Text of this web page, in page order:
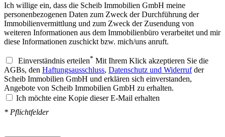
Ich willige ein, dass die Scheib Immobilien GmbH meine
personenbezogenen Daten zum Zweck der Durchführung der
Immobilienvermittlung und zum Zweck der Zusendung von
weiteren Informationen aus dem Immobilienbüro verarbeitet und mir
diese Informationen zuschickt bzw. mich/uns anruft.
Einverständnis erteilen* Mit Ihrem Klick akzeptieren Sie die
AGBs, den Haftungsausschluss, Datenschutz und Widerrufder
Scheib Immobilien GmbH und erklären sich einverstanden,
Angebote von Scheib Immobilien GmbH zu erhalten.
Ich möchte eine Kopie dieser E-Mail erhalten
* Pflichtfelder